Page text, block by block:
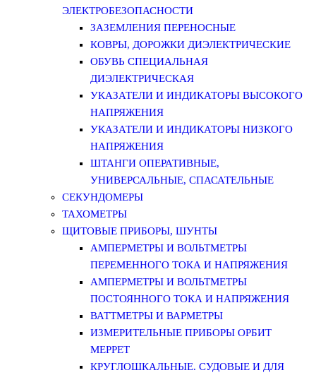
ЭЛЕКТРОБЕЗОПАСНОСТИ
ЗАЗЕМЛЕНИЯ ПЕРЕНОСНЫЕ
КОВРЫ, ДОРОЖКИ ДИЭЛЕКТРИЧЕСКИЕ
ОБУВЬ СПЕЦИАЛЬНАЯ
ДИЭЛЕКТРИЧЕСКАЯ
УКАЗАТЕЛИ И ИНДИКАТОРЫ ВЫСОКОГО
НАПРЯЖЕНИЯ
УКАЗАТЕЛИ И ИНДИКАТОРЫ НИЗКОГО
НАПРЯЖЕНИЯ
ШТАНГИ ОПЕРАТИВНЫЕ,
УНИВЕРСАЛЬНЫЕ, СПАСАТЕЛЬНЫЕ
СЕКУНДОМЕРЫ
ТАХОМЕТРЫ
ЩИТОВЫЕ ПРИБОРЫ, ШУНТЫ
АМПЕРМЕТРЫ И ВОЛЬТМЕТРЫ
ПЕРЕМЕННОГО ТОКА И НАПРЯЖЕНИЯ
АМПЕРМЕТРЫ И ВОЛЬТМЕТРЫ
ПОСТОЯННОГО ТОКА И НАПРЯЖЕНИЯ
ВАТТМЕТРЫ И ВАРМЕТРЫ
ИЗМЕРИТЕЛЬНЫЕ ПРИБОРЫ ОРБИТ
МЕРРЕТ
КРУГЛОШКАЛЬНЫЕ. СУДОВЫЕ И ДЛЯ